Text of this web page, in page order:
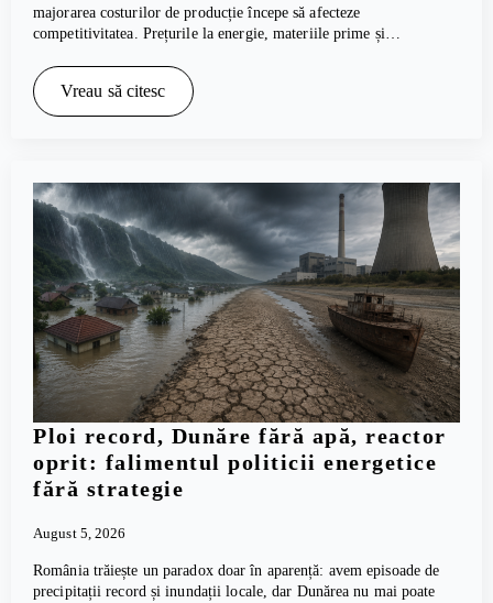
majorarea costurilor de producție începe să afecteze
competitivitatea. Prețurile la energie, materiile prime și…
Vreau să citesc
Ploi record, Dunăre fără apă, reactor
oprit: falimentul politicii energetice
fără strategie
August 5, 2026
România trăiește un paradox doar în aparență: avem episoade de
precipitații record și inundații locale, dar Dunărea nu mai poate